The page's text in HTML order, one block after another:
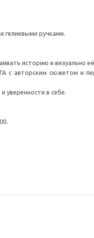
гелиевыми ручками.
историю и визуально
с авторским сюжетом и
уверенности в себе.